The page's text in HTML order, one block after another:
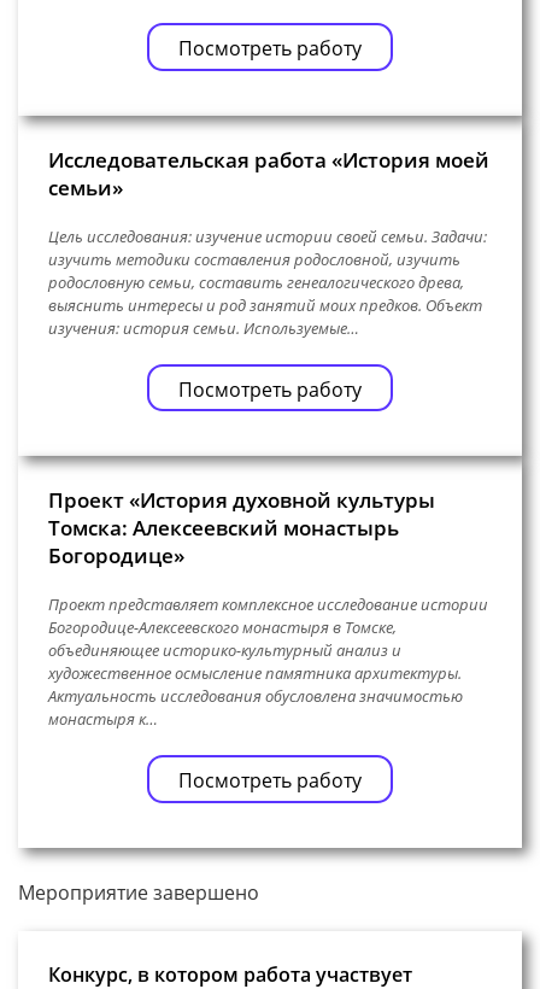
Посмотреть работу
Исследовательская работа «История моей
семьи»
Цель исследования: изучение истории своей семьи. Задачи:
изучить методики составления родословной, изучить
родословную семьи, составить генеалогического древа,
выяснить интересы и род занятий моих предков. Объект
изучения: история семьи. Используемые…
Посмотреть работу
Проект «История духовной культуры
Томска: Алексеевский монастырь
Богородице»
Проект представляет комплексное исследование истории
Богородице-Алексеевского монастыря в Томске,
объединяющее историко-культурный анализ и
художественное осмысление памятника архитектуры.
Актуальность исследования обусловлена значимостью
монастыря к…
Посмотреть работу
Мероприятие завершено
Конкурс, в котором работа участвует